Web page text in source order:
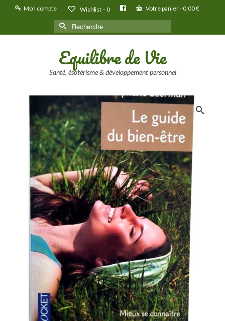
Mon compte Wishlist –0 Votre panier-0,00€
Rechercher :
Equilibre de Vie
Santé, ésotérisme & développement personnel